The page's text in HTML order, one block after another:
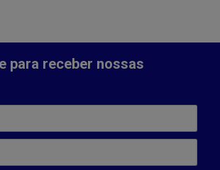
para receber nossas